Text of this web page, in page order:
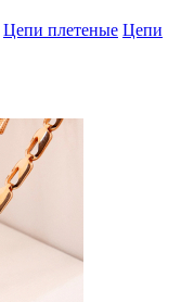
Цепи плетеные Цепи